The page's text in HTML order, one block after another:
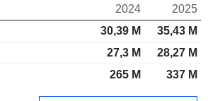
2024
2025
30,39 M
35,43 M
27,3 M
28,27 M
265 M 337 M